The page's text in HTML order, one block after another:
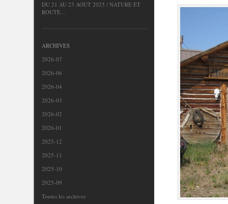
DU 21 AU 23 AOUT 2025 / NATURE ET
ROUTE...
ARCHIVES
2026-07
2026-06
2026-04
2026-03
2026-02
2026-01
2025-12
2025-11
2025-10
2025-09
Toutes les archives